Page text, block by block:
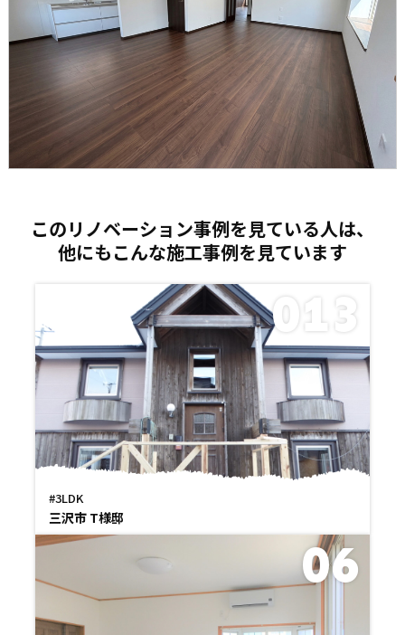
このリノベーション事例を見ている人は、
他にもこんな施工事例を見ています
013
#3LDK
三沢市 T様邸
06